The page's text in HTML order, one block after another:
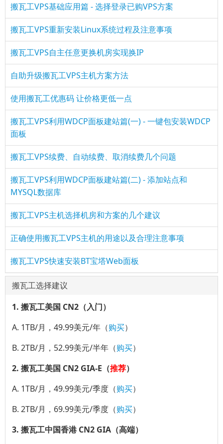
搬瓦工VPS基础应用篇 - 选择登录已购VPS方案
搬瓦工VPS重新安装Linux系统过程及注意事项
搬瓦工VPS自主任意更换机房实现换IP
自助升级搬瓦工VPS主机方案方法
使用搬瓦工优惠码 让价格更低一点
搬瓦工VPS利用WDCP面板建站篇(一) - 一键包安装WDCP
面板
搬瓦工VPS续费、自动续费、取消续费几个问题
搬瓦工VPS利用WDCP面板建站篇(二) - 添加站点和
MYSQL数据库
搬瓦工VPS主机选择机房和方案的几个建议
正确使用搬瓦工VPS主机的用途以及合理注意事项
搬瓦工VPS快速安装BT宝塔Web面板
搬瓦工选择建议
1. 搬瓦工美国 CN2（入门）
A. 1TB/月，49.99美元/年（购买）
B. 2TB/月，52.99美元/半年（购买）
2. 搬瓦工美国 CN2 GIA-E（推荐）
A. 1TB/月，49.99美元/季度（购买）
B. 2TB/月，69.99美元/季度（购买）
3. 搬瓦工中国香港 CN2 GIA（高端）